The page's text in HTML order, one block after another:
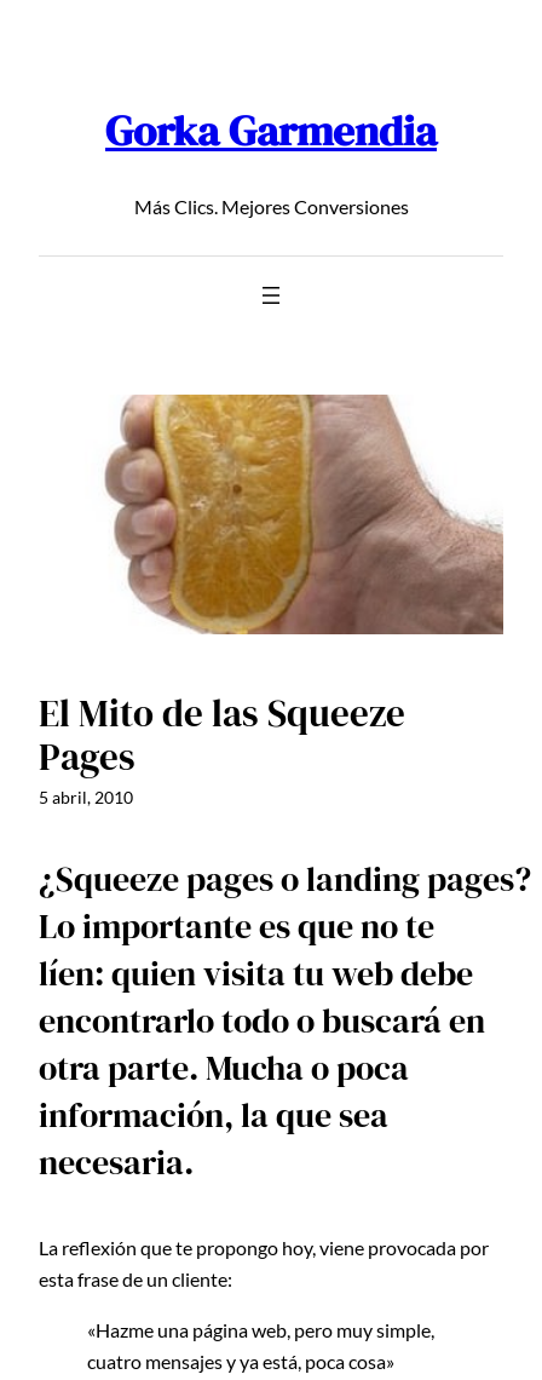
Gorka Garmendia
Más Clics. Mejores Conversiones
El Mito de las Squeeze
Pages
5 abril, 2010
¿Squeeze pages o landing pages?
Lo importante es que no te
líen: quien visita tu web debe
encontrarlo todo o buscará en
otra parte. Mucha o poca
información, la que sea
necesaria.
La reflexión que te propongo hoy, viene provocada por
esta frase de un cliente:
«Hazme una página web, pero muy simple,
cuatro mensajes y ya está, poca cosa»